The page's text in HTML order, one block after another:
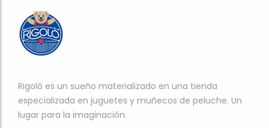
Rigoló es un sueño materializado en una tienda
especializada en juguetes y muñecos de peluche. Un
lugar para la imaginación.